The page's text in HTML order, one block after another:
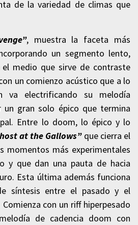
de la variedad de climas que
, muestra la faceta más
un segmento lento,
medio que sirve de contraste
un comienzo acústico que a lo
va electrificando su melodía
un gran solo épico que termina
Entre lo doom, lo épico y lo
at the Gallows”que cierra el
momentos más experimentales
y que dan una pauta de hacia
Esta última además funciona
síntesis entre el pasado y el
con un riff hiperpesado
de cadencia doom con